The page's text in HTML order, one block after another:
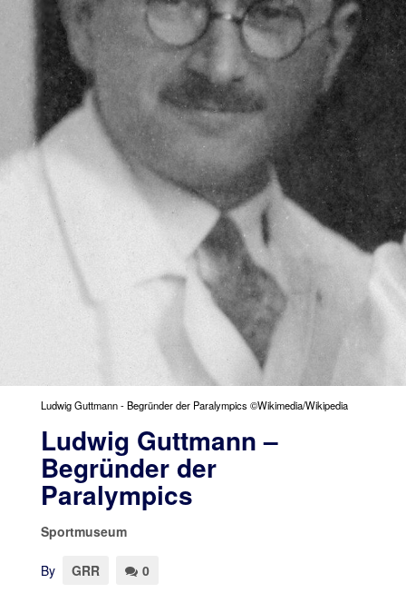
Ludwig Guttmann - Begründer der Paralympics ©Wikimedia/Wikipedia
Ludwig Guttmann –
Begründer der
Paralympics
Sportmuseum
By GRR 0